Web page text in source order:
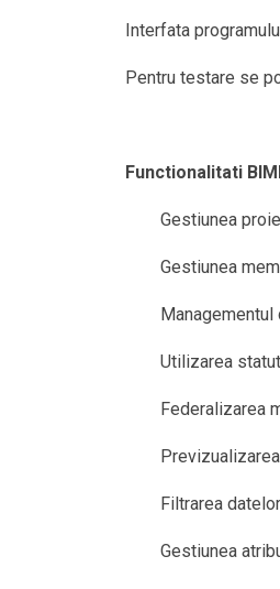
Interfata
Pentru testare se
Functionalitati
Gestiunea
Gestiunea
Utilizarea
Federalizarea
Filtrarea
Gestiunea